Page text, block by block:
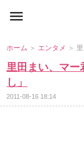
ホーム ＞ エンタメ ＞
里田まい、マー
し」
2011-08-16 18:14